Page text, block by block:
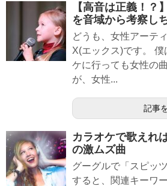
【高音は正義！？
を音域から考察し
どうも、女性アーテ
X(エックス)です。
ケに行っても女性の
が、女性...
記事
カラオケで歌えれ
の激ムズ曲
グーグルで「スピッ
すると、関連キーワ